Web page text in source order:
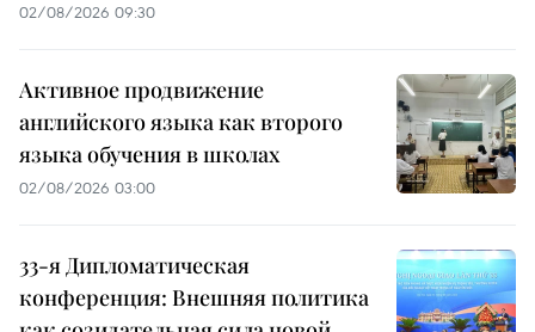
02/08/2026 09:30
Активное продвижение
английского языка как второго
языка обучения в школах
02/08/2026 03:00
33-я Дипломатическая
конференция: Внешняя политика